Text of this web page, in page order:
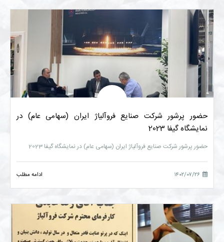
حضور پرشور شرکت صنایع فروآلیاژ ایران (سهامی عام) در
نمایشگاه گیفا 2023
حضور پرشور شرکت صنایع فروآلیاژ ایران (سهامی عام) در نمایشگاه گیفا 2023
۱۴۰۲/۰۷/۲۶ ادامه مطلب